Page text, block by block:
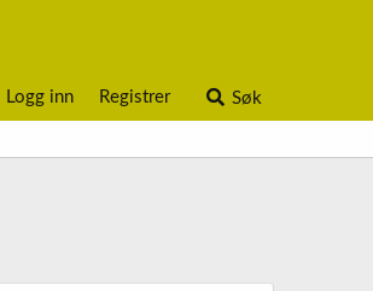
Logg inn Registrer Søk